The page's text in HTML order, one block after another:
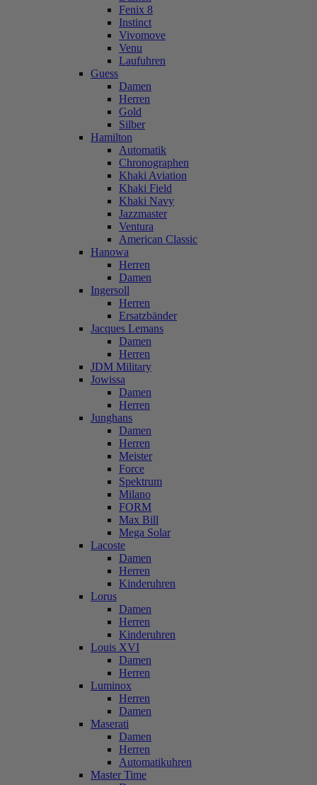
Fenix 8
Instinct
Vivomove
Venu
Laufuhren
Guess
Damen
Herren
Gold
Silber
Hamilton
Automatik
Chronographen
Khaki Aviation
Khaki Field
Khaki Navy
Jazzmaster
Ventura
American Classic
Hanowa
Herren
Damen
Ingersoll
Herren
Ersatzbänder
Jacques Lemans
Damen
Herren
JDM Military
Jowissa
Damen
Herren
Junghans
Damen
Herren
Meister
Force
Spektrum
Milano
FORM
Max Bill
Mega Solar
Lacoste
Damen
Herren
Kinderuhren
Lorus
Damen
Herren
Kinderuhren
Louis XVI
Damen
Herren
Luminox
Herren
Damen
Maserati
Damen
Herren
Automatikuhren
Master Time